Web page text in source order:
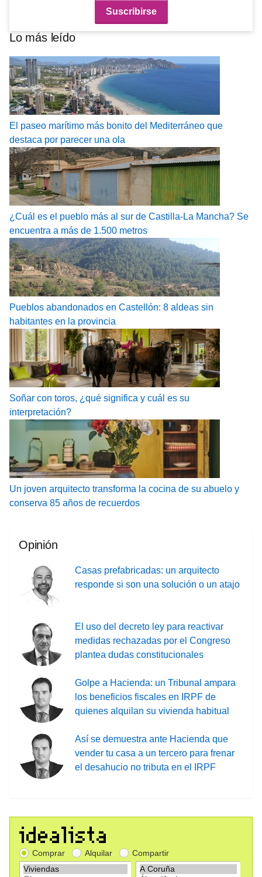
Lo más leído
El paseo marítimo más bonito del Mediterráneo que
destaca por parecer una ola
¿Cuál es el pueblo más al sur de Castilla-La Mancha? Se
encuentra a más de 1.500 metros
Pueblos abandonados en Castellón: 8 aldeas sin
habitantes en la provincia
Soñar con toros, ¿qué significa y cuál es su
interpretación?
Un joven arquitecto transforma la cocina de su abuelo y
conserva 85 años de recuerdos
Opinión
Casas prefabricadas: un arquitecto
responde si son una solución o un atajo
El uso del decreto ley para reactivar
medidas rechazadas por el Congreso
plantea dudas constitucionales
Golpe a Hacienda: un Tribunal ampara
los beneficios fiscales en IRPF de
quienes alquilan su vivienda habitual
Así se demuestra ante Hacienda que
vender tu casa a un tercero para frenar
el desahucio no tributa en el IRPF